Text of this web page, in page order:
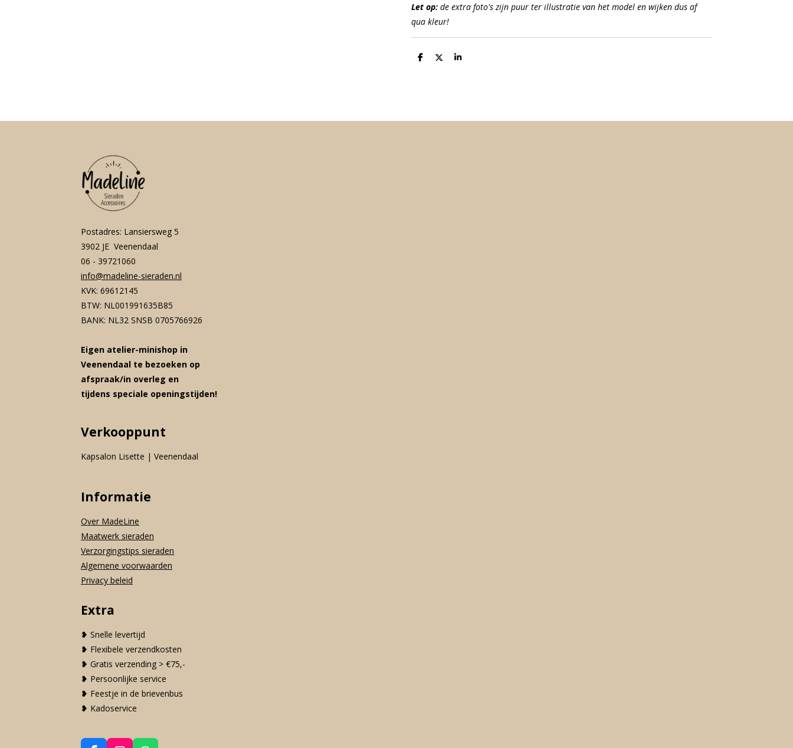
Let op: de extra foto's zijn puur ter illustratie van het model en wijken dus af
qua kleur!
D
D
S
Postadres: Lansiersweg 5
3902 JE Veenendaal
06 - 39721060
info@madeline-sieraden.nl
KVK: 69612145
BTW: NL001991635B85
BANK: NL32 SNSB 0705766926
Eigen atelier-minishop in
Veenendaal te bezoeken op
afspraak/in overleg en
tijdens speciale openingstijden!
Verkooppunt
Kapsalon Lisette | Veenendaal
Informatie
Over MadeLine
Maatwerk sieraden
Verzorgingstips sieraden
Algemene voorwaarden
Privacy beleid
Extra
❥ Snelle levertijd
❥ Flexibele verzendkosten
❥ Gratis verzending > €75,-
❥ Persoonlijke service
❥ Feestje in de brievenbus
❥ Kadoservice